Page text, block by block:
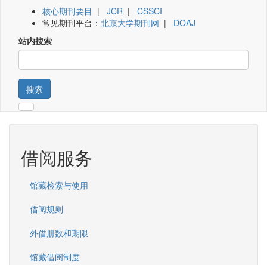
核心期刊要目 | JCR | CSSCI
常见期刊平台： 北京大学期刊网 | DOAJ
站内搜索
搜索
借阅服务
馆藏检索与使用
借阅规则
外借册数和期限
馆藏借阅制度